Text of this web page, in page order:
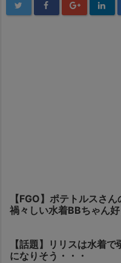
【FGO】ポテトルスさ
禍々しい水着BBちゃん好
【話題】リリスは水着
になりそう・・・